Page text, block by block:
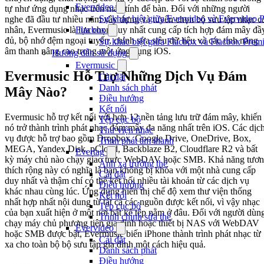
Evervideo
Sự khác biệt giữa Evervideo và Evervideo
Flacbox
Sự khác biệt giữa Flacbox và Flacbox
Hướng dẫn sử dụng
Evermusic
Cài đặt
Danh sách phát
Điều hướng
Kết nối
Tệp cục bộ
Thư viện nhạc
Trình phát âm thanh
Evertag
Ánh xạ trường thẻ
Cài đặt
Điều hướng
Kết nối
Tệp cục bộ
Trình chỉnh sửa thẻ
Evervideo
Cài đặt
Danh sách phát
Điều hướng
tự như ứng dụng nhạc trên máy tính để bàn. Đối với những người
nghe đã đầu tư nhiều năm xây dựng và tuyển chọn bộ sưu tập nhạc
nhân, Evermusic là lựa chọn duy nhất cung cấp tích hợp đám mây
đủ, bộ nhớ đệm ngoại tuyến, chỉnh sửa siêu dữ liệu và các tính năng
âm thanh nâng cao trong một ứng dụng iOS.
Evermusic Hỗ Trợ Những Dịch Vụ Đám
Mây Nào?
Evermusic hỗ trợ kết nối với hơn 12 nền tảng lưu trữ đám mây, khiến
nó trở thành trình phát nhạc đám mây đa năng nhất trên iOS. Các
vụ được hỗ trợ bao gồm Dropbox, Google Drive, OneDrive, Box,
MEGA, Yandex.Disk, pCloud, Backblaze B2, Cloudflare R2 và bất
kỳ máy chủ nào chạy giao thức WebDAV hoặc SMB. Khả năng
thích rộng này có nghĩa là bạn không bị khóa với một nhà cung cấp
duy nhất và thậm chí có thể kết nối nhiều tài khoản từ các dịch vụ
khác nhau cùng lúc. Ứng dụng hiển thị chế độ xem thư viện thống
nhất hợp nhất nội dung từ tất cả các nguồn được kết nối, vì vậy nhạc
của bạn xuất hiện ở một nơi bất kể tệp nằm ở đâu. Đối với người
chạy máy chủ phương tiện gia đình hoặc thiết bị NAS với WebDAV
hoặc SMB được bật, Evermusic biến iPhone thành trình phát nhạc từ
xa cho toàn bộ bộ sưu tập gia đình một cách hiệu quả.